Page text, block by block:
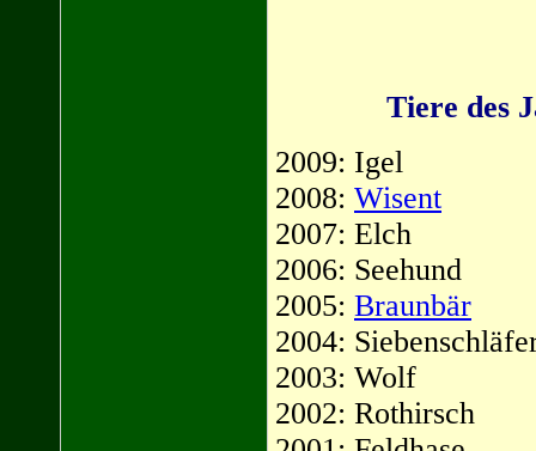
Tiere des
2009: Igel
2008: Wisent
2007: Elch
2006: Seehund
2005: Braunbär
2004:
2003: Wolf
2002: Rothirsch